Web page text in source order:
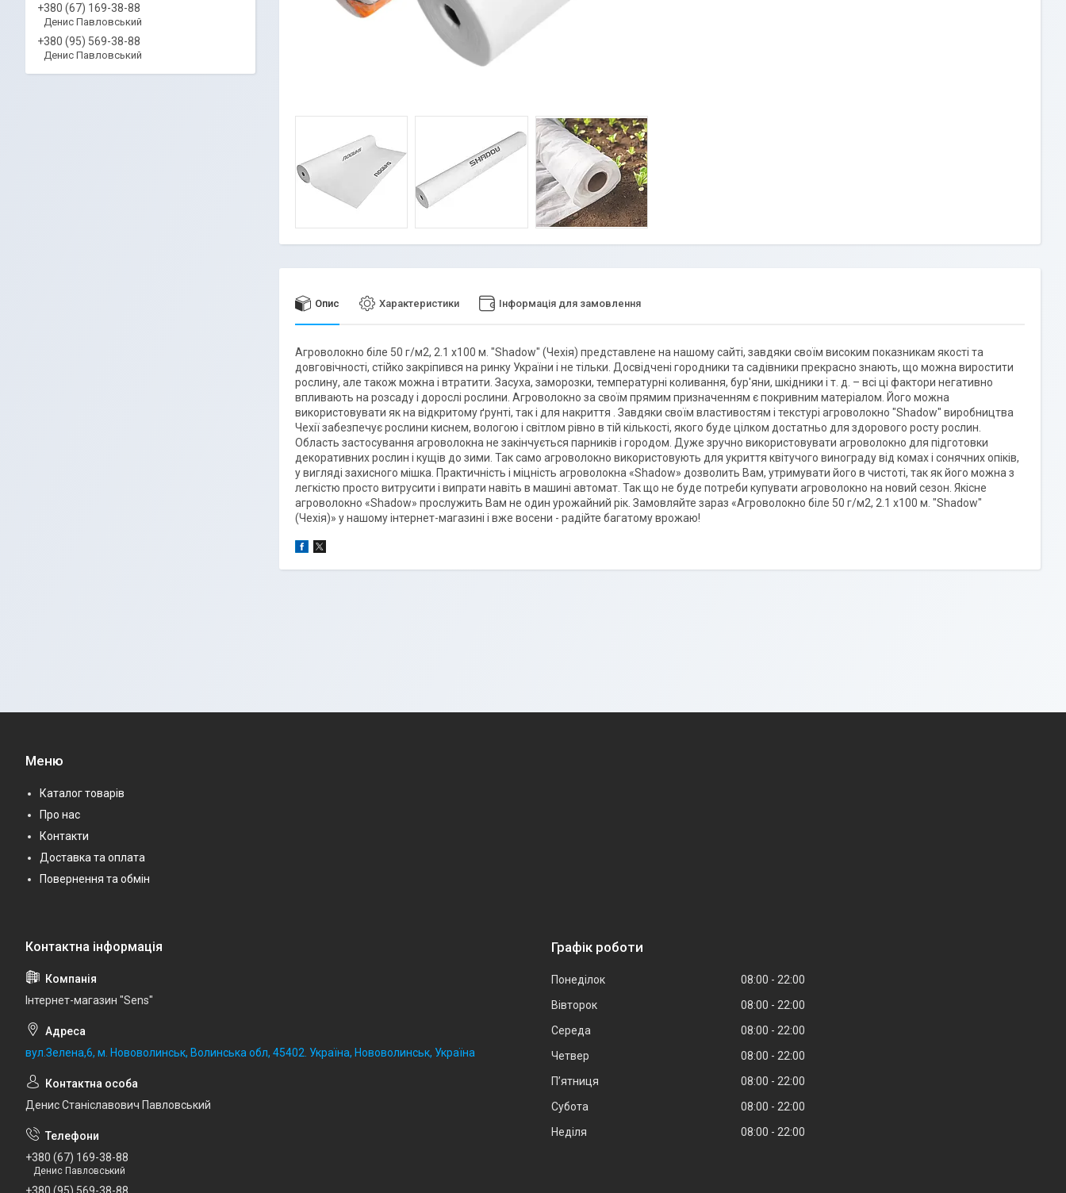
Опис Характеристики Інформація для замовлення
Агроволокно біле 50 г/м2, 2.1 х100 м. "Shadow" (Чехія) представлене на нашому сайті, завдяки своїм високим показникам якості та
довговічності, стійко закріпився на ринку України і не тільки. Досвідчені городники та садівники прекрасно знають, що можна виростити
рослину, але також можна і втратити. Засуха, заморозки, температурні коливання, бур'яни, шкідники і т. д. – всі ці фактори негативно
впливають на розсаду і дорослі рослини. Агроволокно за своїм прямим призначенням є покривним матеріалом. Його можна
використовувати як на відкритому ґрунті, так і для накриття . Завдяки своїм властивостям і текстурі агроволокно "Shadow" виробництва
Чехії забезпечує рослини киснем, вологою і світлом рівно в тій кількості, якого буде цілком достатньо для здорового росту рослин.
Область застосування агроволокна не закінчується парників і городом. Дуже зручно використовувати агроволокно для підготовки
декоративних рослин і кущів до зими. Так само агроволокно використовують для укриття квітучого винограду від комах і сонячних опіків,
у вигляді захисного мішка. Практичність і міцність агроволокна «Shadow» дозволить Вам, утримувати його в чистоті, так як його можна з
легкістю просто витрусити і випрати навіть в машині автомат. Так що не буде потреби купувати агроволокно на новий сезон. Якісне
агроволокно «Shadow» прослужить Вам не один урожайний рік. Замовляйте зараз «Агроволокно біле 50 г/м2, 2.1 х100 м. "Shadow"
(Чехія)» у нашому інтернет-магазині і вже восени - радійте багатому врожаю!
+380 (67) 169-38-88
Денис Павловський
+380 (95) 569-38-88
Денис Павловський
Меню
Каталог товарів
Про нас
Контакти
Доставка та оплата
Повернення та обмін
Iнтернет-магазин "Sens"
вул.Зелена,6, м. Нововолинськ, Волинська обл, 45402. Україна, Нововолинськ, Україна
Денис Станіславович Павловський
+380 (67) 169-38-88
Денис Павловський
+380 (95) 569-38-88
Графік роботи
Понеділок 08:00
22:00
Вівторок
08:00
22:00
Середа
08:00
22:00
Четвер
08:00
22:00
Пʼятниця
08:00
22:00
Субота
08:00
22:00
Неділя
08:00 22:00